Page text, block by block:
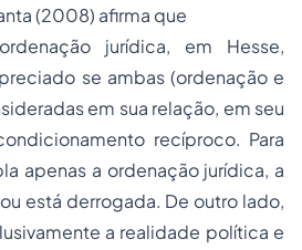
(2008) afirma que
jurídica, em Hesse,
se ambas (ordenação e
em sua relação, em seu
recíproco. Para
apenas a ordenação jurídica, a
está derrogada. De outro lado,
a realidade política e